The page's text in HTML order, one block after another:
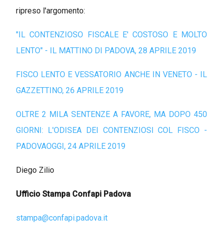
ripreso l'argomento:
"IL CONTENZIOSO FISCALE E' COSTOSO E MOLTO
LENTO" - IL MATTINO DI PADOVA, 28 APRILE 2019
FISCO LENTO E VESSATORIO ANCHE IN VENETO - IL
GAZZETTINO, 26 APRILE 2019
OLTRE 2 MILA SENTENZE A FAVORE, MA DOPO 450
GIORNI: L'ODISEA DEI CONTENZIOSI COL FISCO -
PADOVAOGGI, 24 APRILE 2019
Diego Zilio
Ufficio Stampa Confapi Padova
stampa@confapi.padova.it